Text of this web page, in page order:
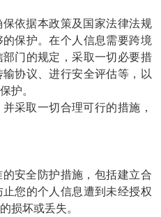
依据本政策及国家法律法规
保护。在个人信息需要跨境
门的规定，采取一切必要措
协议、进行安全评估等，以
护。
采取一切合理可行的措施，
安全防护措施，包括建立合
您的个人信息遭到未经授权
损坏或丢失。